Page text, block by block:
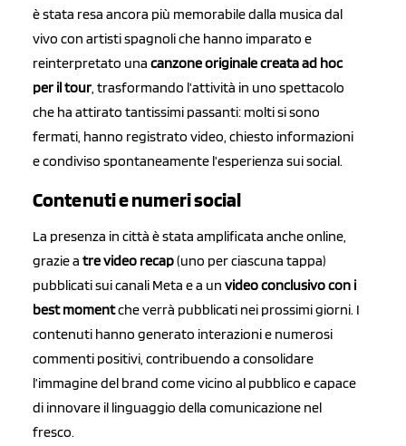
è stata resa ancora più memorabile dalla musica dal
vivo con artisti spagnoli che hanno imparato e
reinterpretato una canzone originale creata ad hoc
per il tour, trasformando l’attività in uno spettacolo
che ha attirato tantissimi passanti: molti si sono
fermati, hanno registrato video, chiesto informazioni
e condiviso spontaneamente l’esperienza sui social.
Contenuti e numeri social
La presenza in città è stata amplificata anche online,
grazie a tre video recap(uno per ciascuna tappa)
pubblicati sui canali Meta e a un video conclusivo con i
best momentche verrà pubblicati nei prossimi giorni. I
contenuti hanno generato interazioni e numerosi
commenti positivi, contribuendo a consolidare
l’immagine del brand come vicino al pubblico e capace
di innovare il linguaggio della comunicazione nel
fresco.